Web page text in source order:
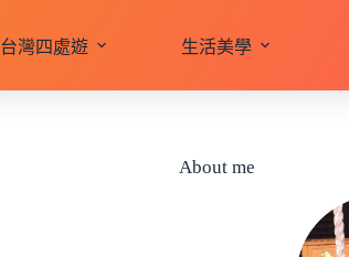
台灣四處遊 生活美學
About me